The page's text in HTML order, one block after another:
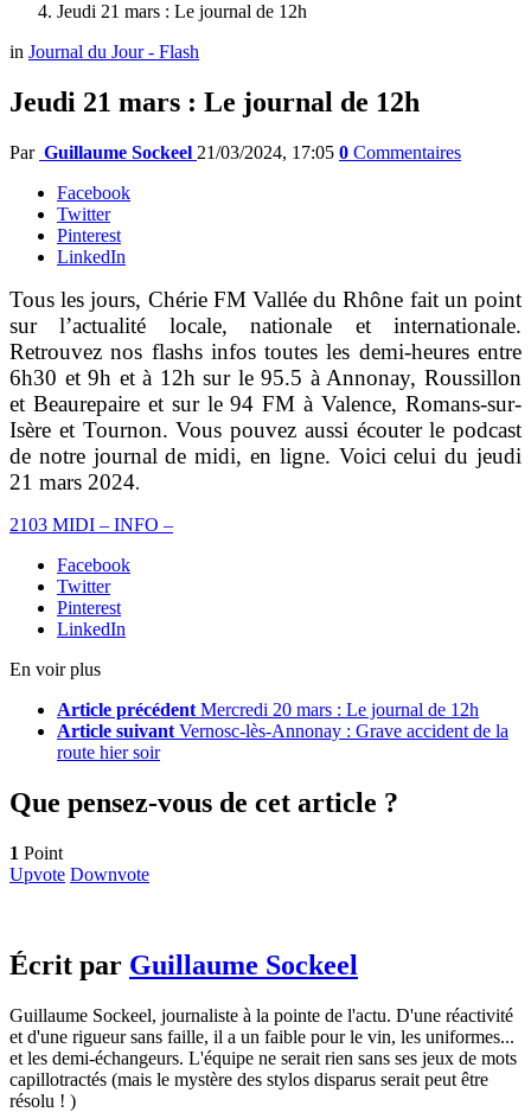
Jeudi 21 mars : Le journal de 12h
in Journal du Jour - Flash
Jeudi 21 mars : Le journal de 12h
Par Guillaume Sockeel 21/03/2024, 17:05 0 Commentaires
Facebook
Twitter
Pinterest
LinkedIn
Tous les jours, Chérie FM Vallée du Rhône fait un point
sur l’actualité locale, nationale et internationale.
Retrouvez nos flashs infos toutes les demi-heures entre
6h30 et 9h et à 12h sur le 95.5 à Annonay, Roussillon
et Beaurepaire et sur le 94 FM à Valence, Romans-sur-
Isère et Tournon. Vous pouvez aussi écouter le podcast
de notre journal de midi, en ligne. Voici celui du jeudi
21 mars 2024.
2103 MIDI – INFO –
Facebook
Twitter
Pinterest
LinkedIn
En voir plus
Article précédent Mercredi 20 mars : Le journal de 12h
Article suivant Vernosc-lès-Annonay : Grave accident de la
route hier soir
Que pensez-vous de cet article ?
1 Point
Upvote Downvote
Écrit par Guillaume Sockeel
Guillaume Sockeel, journaliste à la pointe de l'actu. D'une réactivité
et d'une rigueur sans faille, il a un faible pour le vin, les uniformes...
et les demi-échangeurs. L'équipe ne serait rien sans ses jeux de mots
capillotractés (mais le mystère des stylos disparus serait peut être
résolu ! )